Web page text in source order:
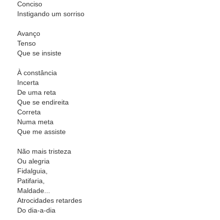
Conciso
Instigando um sorriso
Avanço
Tenso
Que se insiste
À constância
Incerta
De uma reta
Que se endireita
Correta
Numa meta
Que me assiste
Não mais tristeza
Ou alegria
Fidalguia,
Patifaria,
Maldade...
Atrocidades retardes
Do dia-a-dia